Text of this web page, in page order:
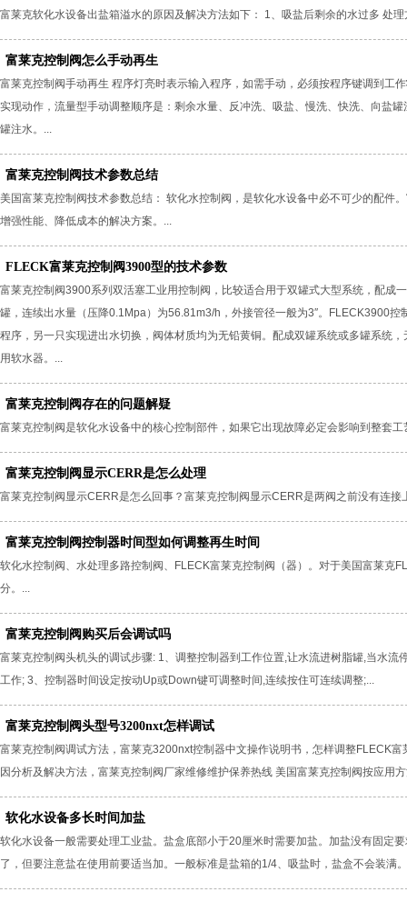
富莱克软化水设备出盐箱溢水的原因及解决方法如下： 1、吸盐后剩余的水过多 处
富莱克控制阀怎么手动再生
富莱克控制阀手动再生 程序灯亮时表示输入程序，如需手动，必须按程序键调到
实现动作，流量型手动调整顺序是：剩余水量、反冲洗、吸盐、慢洗、快洗、向盐
罐注水。...
富莱克控制阀技术参数总结
美国富莱克控制阀技术参数总结： 软化水控制阀，是软化水设备中必不可少的配件
增强性能、降低成本的解决方案。...
FLECK富莱克控制阀3900型的技术参数
富莱克控制阀3900系列双活塞工业用控制阀，比较适合用于双罐式大型系统，配成
罐，连续出水量（压降0.1Mpa）为56.81m3/h，外接管径一般为3″。FLECK3900
程序，另一只实现进出水切换，阀体材质均为无铅黄铜。配成双罐系统或多罐系统
用软水器。...
富莱克控制阀存在的问题解疑
富莱克控制阀是软化水设备中的核心控制部件，如果它出现故障必定会影响到整套
富莱克控制阀显示CERR是怎么处理
富莱克控制阀显示CERR是怎么回事？富莱克控制阀显示CERR是两阀之前没有连接
富莱克控制阀控制器时间型如何调整再生时间
软化水控制阀、水处理多路控制阀、FLECK富莱克控制阀（器）。对于美国富莱克
分。...
富莱克控制阀购买后会调试吗
富莱克控制阀头机头的调试步骤: 1、调整控制器到工作位置,让水流进树脂罐,当水
工作; 3、控制器时间设定按动Up或Down键可调整时间,连续按住可连续调整;...
富莱克控制阀头型号3200nxt怎样调试
富莱克控制阀调试方法，富莱克3200nxt控制器中文操作说明书，怎样调整FLECK
因分析及解决方法，富莱克控制阀厂家维修维护保养热线 美国富莱克控制阀按应用
软化水设备多长时间加盐
软化水设备一般需要处理工业盐。盐盒底部小于20厘米时需要加盐。加盐没有固定
了，但要注意盐在使用前要适当加。一般标准是盐箱的1/4、吸盐时，盐盒不会装满